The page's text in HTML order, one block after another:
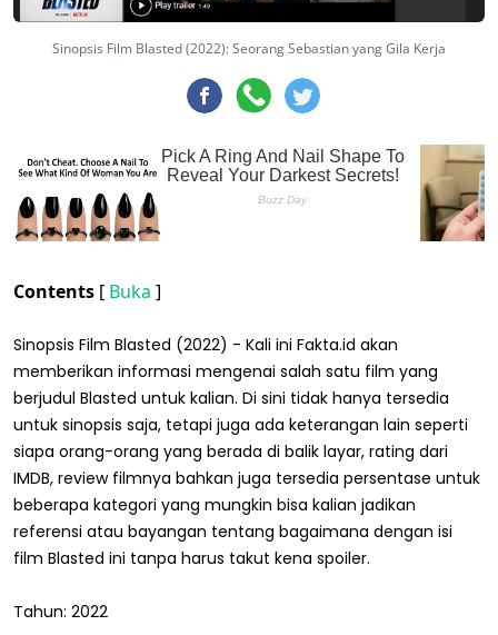
Sinopsis Film Blasted (2022): Seorang Sebastian yang Gila Kerja
Contents [ Buka ]
Sinopsis Film Blasted (2022) - Kali ini Fakta.id akan
memberikan informasi mengenai salah satu film yang
berjudul Blasted untuk kalian. Di sini tidak hanya tersedia
untuk sinopsis saja, tetapi juga ada keterangan lain seperti
siapa orang-orang yang berada di balik layar, rating dari
IMDB, review filmnya bahkan juga tersedia persentase untuk
beberapa kategori yang mungkin bisa kalian jadikan
referensi atau bayangan tentang bagaimana dengan isi
film Blasted ini tanpa harus takut kena spoiler.
Tahun: 2022